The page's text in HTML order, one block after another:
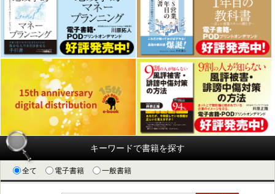
キーワードで書籍を探す
全て 電子書籍 一般書籍